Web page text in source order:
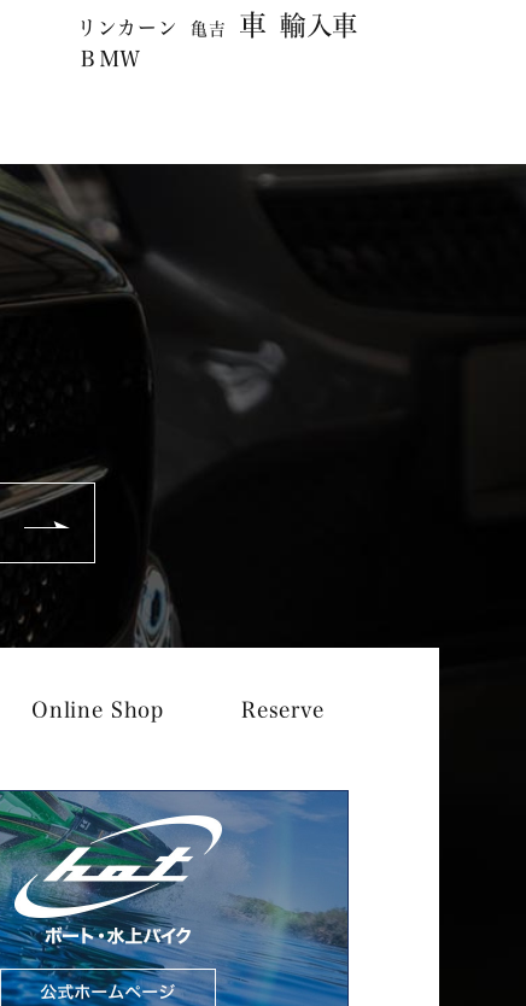
リンカーン 亀吉 車 輸入車
ＢＭＷ
Online Shop Reserve